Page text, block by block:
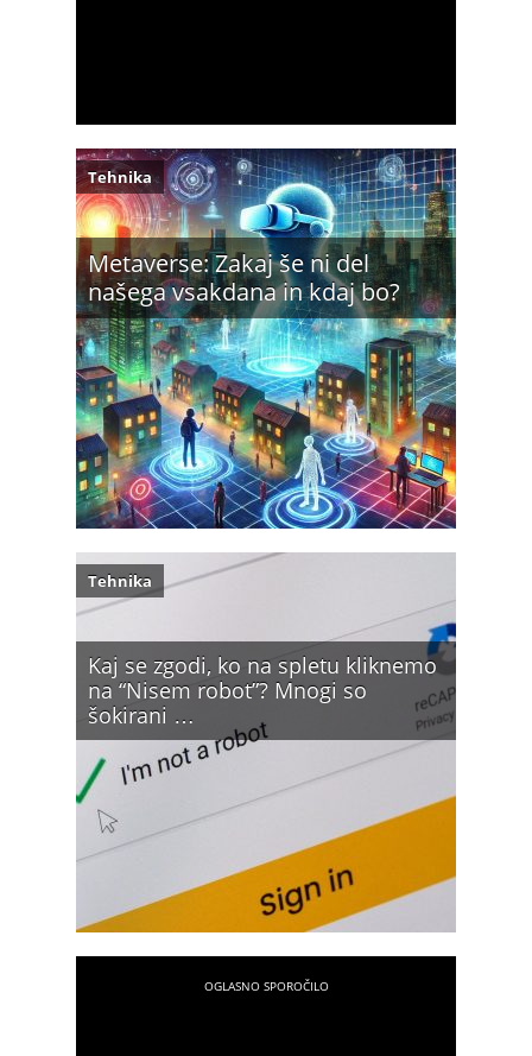
Metaverse: Zakaj še ni del
našega vsakdana in kdaj bo?
Tehnika
Kaj se zgodi, ko na spletu kliknemo
na “Nisem robot”? Mnogi so
šokirani …
Tehnika